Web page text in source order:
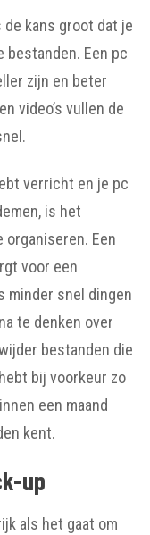
kans groot dat je
bestanden. Een pc
zijn en beter
video’s vullen de
verricht en je pc
is het
Een
voor een
minder snel dingen
te denken over
bestanden die
bij voorkeur zo
een maand
kent.
up
als het gaat om